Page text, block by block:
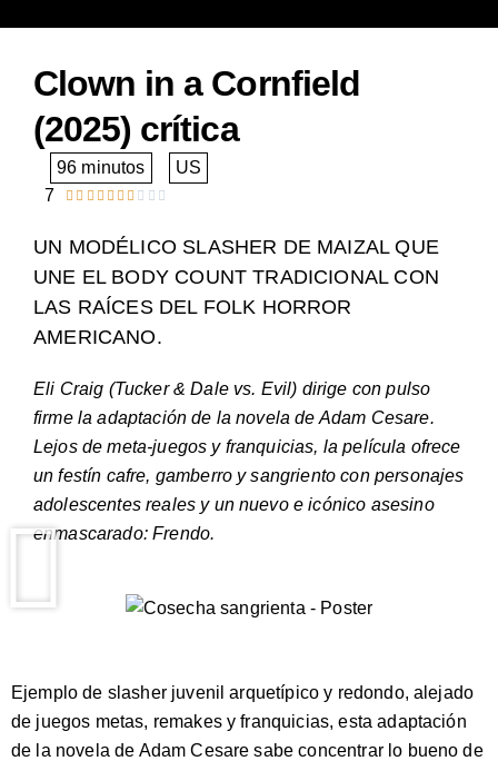
Clown in a Cornfield
(2025) crítica
96 minutos
US
7
         Valorado
7
de
10
UN MODÉLICO SLASHER DE MAIZAL QUE
UNE EL BODY COUNT TRADICIONAL CON
LAS RAÍCES DEL FOLK HORROR
AMERICANO.
Eli Craig (Tucker & Dale vs. Evil) dirige con pulso
firme la adaptación de la novela de Adam Cesare.
Lejos de meta-juegos y franquicias, la película ofrece
un festín cafre, gamberro y sangriento con personajes
adolescentes reales y un nuevo e icónico asesino
enmascarado: Frendo.
Ejemplo de slasher juvenil arquetípico y redondo, alejado
de juegos metas, remakes y franquicias, esta adaptación
de la novela de Adam Cesare sabe concentrar lo bueno de